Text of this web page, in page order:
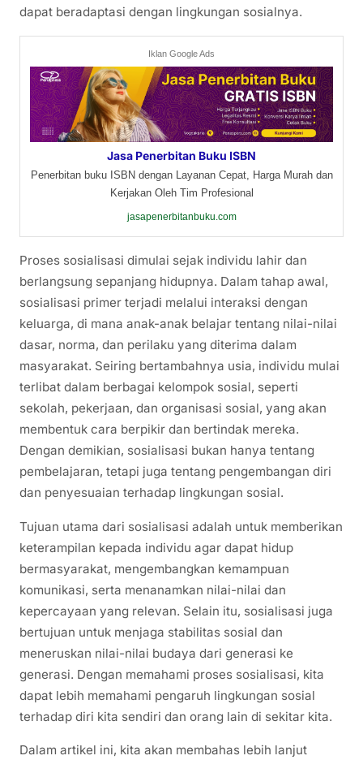
dapat beradaptasi dengan lingkungan sosialnya.
Iklan Google Ads
Jasa Penerbitan Buku ISBN
Penerbitan buku ISBN dengan Layanan Cepat, Harga Murah dan
Kerjakan Oleh Tim Profesional
jasapenerbitanbuku.com
Proses sosialisasi dimulai sejak individu lahir dan
berlangsung sepanjang hidupnya. Dalam tahap awal,
sosialisasi primer terjadi melalui interaksi dengan
keluarga, di mana anak-anak belajar tentang nilai-nilai
dasar, norma, dan perilaku yang diterima dalam
masyarakat. Seiring bertambahnya usia, individu mulai
terlibat dalam berbagai kelompok sosial, seperti
sekolah, pekerjaan, dan organisasi sosial, yang akan
membentuk cara berpikir dan bertindak mereka.
Dengan demikian, sosialisasi bukan hanya tentang
pembelajaran, tetapi juga tentang pengembangan diri
dan penyesuaian terhadap lingkungan sosial.
Tujuan utama dari sosialisasi adalah untuk memberikan
keterampilan kepada individu agar dapat hidup
bermasyarakat, mengembangkan kemampuan
komunikasi, serta menanamkan nilai-nilai dan
kepercayaan yang relevan. Selain itu, sosialisasi juga
bertujuan untuk menjaga stabilitas sosial dan
meneruskan nilai-nilai budaya dari generasi ke
generasi. Dengan memahami proses sosialisasi, kita
dapat lebih memahami pengaruh lingkungan sosial
terhadap diri kita sendiri dan orang lain di sekitar kita.
Dalam artikel ini, kita akan membahas lebih lanjut